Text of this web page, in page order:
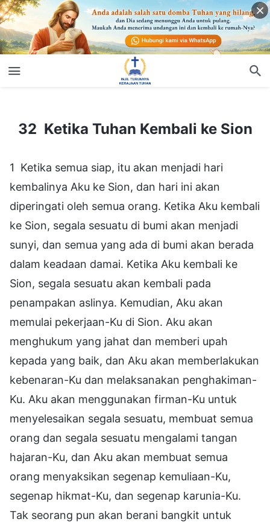
32 Ketika Tuhan Kembali ke Sion
32 Ketika Tuhan Kembali ke Sion
1 Ketika semua siap, itu akan menjadi hari
kembalinya Aku ke Sion, dan hari ini akan
diperingati oleh semua orang. Ketika Aku kembali
ke Sion, segala sesuatu di bumi akan menjadi
sunyi, dan semua yang ada di bumi akan berada
dalam keadaan damai. Ketika Aku kembali ke
Sion, segala sesuatu akan kembali pada
penampakan aslinya. Kemudian, Aku akan
memulai pekerjaan-Ku di Sion. Aku akan
menghukum yang jahat dan memberi upah
kepada yang baik, dan Aku akan memberlakukan
kebenaran-Ku dan melaksanakan penghakiman-
Ku. Aku akan menggunakan firman-Ku untuk
menyelesaikan segala sesuatu, membuat semua
orang dan segala sesuatu mengalami tangan
hajaran-Ku, dan Aku akan membuat semua
orang menyaksikan segenap kemuliaan-Ku,
segenap hikmat-Ku, dan segenap karunia-Ku.
Tak seorang pun akan berani bangkit untuk